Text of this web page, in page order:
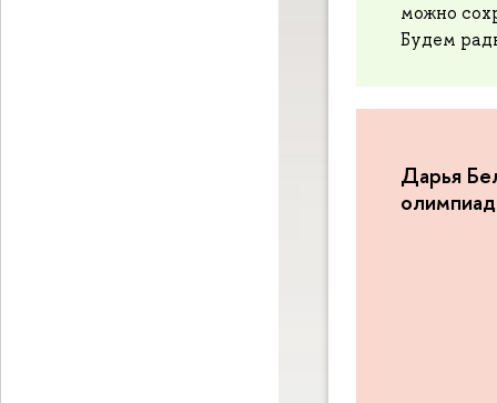
можно
Будем
Дарья